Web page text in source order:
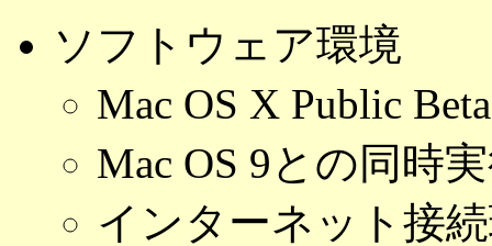
ソフトウェア環境
Mac OS X Public
Mac OS 9との同時
インターネット接